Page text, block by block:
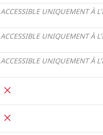
ACCESSIBLE UNIQUEMENT À
ACCESSIBLE UNIQUEMENT À
ACCESSIBLE UNIQUEMENT À